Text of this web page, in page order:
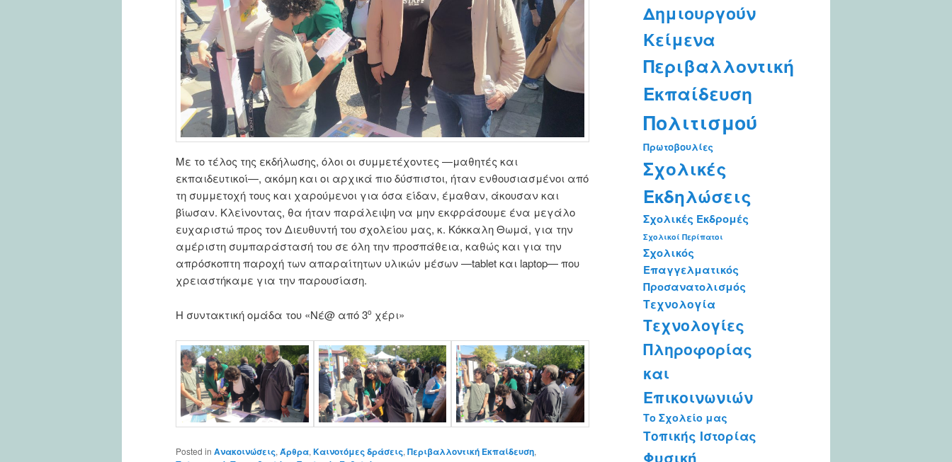
Με το τέλος της εκδήλωσης, όλοι οι συμμετέχοντες —μαθητές και
εκπαιδευτικοί—, ακόμη και οι αρχικά πιο δύσπιστοι, ήταν ενθουσιασμένοι από
τη συμμετοχή τους και χαρούμενοι για όσα είδαν, έμαθαν, άκουσαν και
βίωσαν. Κλείνοντας, θα ήταν παράλειψη να μην εκφράσουμε ένα μεγάλο
ευχαριστώ προς τον Διευθυντή του σχολείου μας, κ. Κόκκαλη Θωμά, για την
αμέριστη συμπαράστασή του σε όλη την προσπάθεια, καθώς και για την
απρόσκοπτη παροχή των απαραίτητων υλικών μέσων —tablet και laptop— που
χρειαστήκαμε για την παρουσίαση.
Η συντακτική ομάδα του «Νέ@ από 3ο χέρι»
Posted in Ανακοινώσεις, Άρθρα, Καινοτόμες δράσεις, Περιβαλλοντική Εκπαίδευση,
Δημιουργούν
Κείμενα
Περιβαλλοντική
Εκπαίδευση
Πολιτισμού
Πρωτοβουλίες
Σχολικές
Εκδηλώσεις
Σχολικές Εκδρομές
Σχολικοί Περίπατοι
Σχολικός
Επαγγελματικός
Προσανατολισμός
Τεχνολογία
Τεχνολογίες
Πληροφορίας
και
Επικοινωνιών
Το Σχολείο μας
Τοπικής Ιστορίας
Φυσική